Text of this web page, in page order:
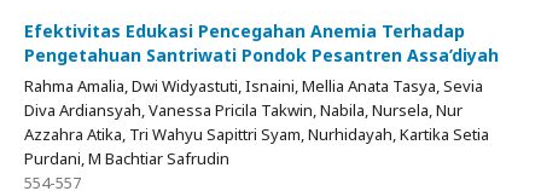
Efektivitas Edukasi Pencegahan Anemia Terhadap
Pengetahuan Santriwati Pondok Pesantren Assa’diyah
Rahma Amalia, Dwi Widyastuti, Isnaini, Mellia Anata Tasya, Sevia
Diva Ardiansyah, Vanessa Pricila Takwin, Nabila, Nursela, Nur
Azzahra Atika, Tri Wahyu Sapittri Syam, Nurhidayah, Kartika Setia
Purdani, M Bachtiar Safrudin
554-557